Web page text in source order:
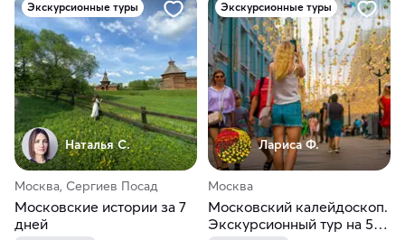
Экскурсионные туры
Наталья С.
Москва, Сергиев Посад
Московские истории за 7
дней
Экскурсионные туры
Лариса Ф.
Москва
Московский калейдоскоп.
Экскурсионный тур на 5